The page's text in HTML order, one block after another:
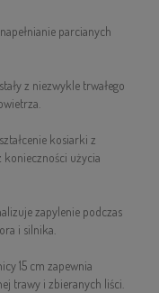
parcianych
z niezwykle trwałego
kosiarki z
użycia
zapylenie podczas
i silnika.
15 cm zapewnia
trawy i zbieranych liści.